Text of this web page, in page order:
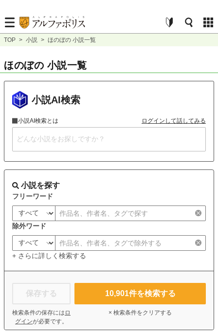
TOP > 小説 > ほのぼの 小説一覧
ほのぼの 小説一覧
小説AI検索
小説AI検索とは ログインして話してみる
小説を探す
フリーワード
除外ワード
+ さらに詳しく検索する
保存する
検索条件の保存には ロ
グインが必要です。
10,901件を検索する
× 検索条件をクリアする